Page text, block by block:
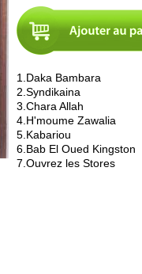
1.Daka Bambara
2.Syndikaina
3.Chara Allah
4.H'moume Zawalia
5.Kabariou
6.Bab El Oued Kingston
7.Ouvrez les Stores